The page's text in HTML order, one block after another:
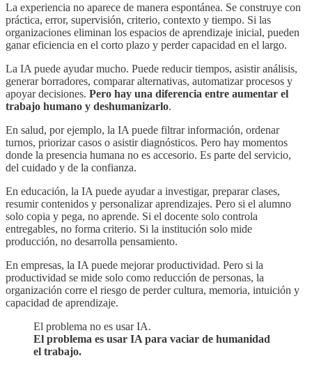
La experiencia no aparece de manera espontánea. Se construye con
práctica, error, supervisión, criterio, contexto y tiempo. Si las
organizaciones eliminan los espacios de aprendizaje inicial, pueden
ganar eficiencia en el corto plazo y perder capacidad en el largo.
La IA puede ayudar mucho. Puede reducir tiempos, asistir análisis,
generar borradores, comparar alternativas, automatizar procesos y
apoyar decisiones. Pero hay una diferencia entre aumentar el
trabajo humano y deshumanizarlo.
En salud, por ejemplo, la IA puede filtrar información, ordenar
turnos, priorizar casos o asistir diagnósticos. Pero hay momentos
donde la presencia humana no es accesorio. Es parte del servicio,
del cuidado y de la confianza.
En educación, la IA puede ayudar a investigar, preparar clases,
resumir contenidos y personalizar aprendizajes. Pero si el alumno
solo copia y pega, no aprende. Si el docente solo controla
entregables, no forma criterio. Si la institución solo mide
producción, no desarrolla pensamiento.
En empresas, la IA puede mejorar productividad. Pero si la
productividad se mide solo como reducción de personas, la
organización corre el riesgo de perder cultura, memoria, intuición y
capacidad de aprendizaje.
El problema no es usar IA.
El problema es usar IA para vaciar de humanidad
el trabajo.